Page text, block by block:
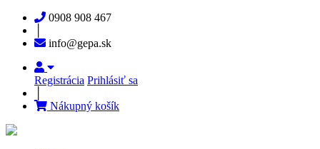
0908 908 467
info@gepa.sk
Registrácia Prihlásiť sa
Nákupný košík